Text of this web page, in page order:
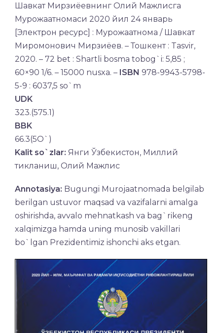
Шавкат Мирзиёевнинг Олий Мажлисга
Мурожаатномаси 2020 йил 24 январь
[Электрон ресурс] : Мурожаатнома / Шавкат
Миромонович Мирзиёев. – Тошкент : Tasvir,
2020. – 72 bet : Shartli bosma tobog`i: 5,85 ;
60×90 1/6. – 15000 nusxa. – ISBN 978-9943-5798-
5-9 : 6037,5 so`m
UDK
323.(575.1)
BBK
66.3(5O`)
Kalit so`zlar: Янги Ўзбекистон, Миллий
тикланиш, Олий Мажлис
Annotasiya: Bugungi Murojaatnomada belgilab
berilgan ustuvor maqsad va vazifalarni amalga
oshirishda, avvalo mehnatkash va bag`rikeng
xalqimizga hamda uning munosib vakillari
bo`lgan Prezidentimiz ishonchi aks etgan.